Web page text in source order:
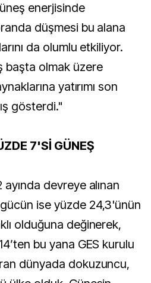
enerjisinde
düşmesi bu alana
da olumlu etkiliyor.
başta olmak üzere
yatırımı son
gösterdi."
7'Sİ GÜNEŞ
devreye alınan
ise yüzde 24,3'ünün
olduğuna değinerek,
bu yana GES kurulu
dünyada dokuzuncu,